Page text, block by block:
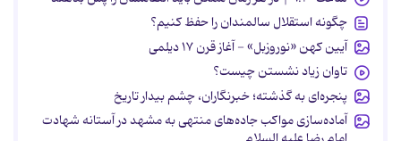
چگونه استقلال سالمندان را حفظ کنیم؟
آیین کهن «نوروزبل» - آغاز قرن ۱۷ دیلمی
تاوان زیاد نشستن چیست؟
پنجره‌ای به گذشته؛ خبرنگاران، چشم بیدار تاریخ
آماده‌سازی مواکب جاده‌های منتهی به مشهد در آستانه شهادت